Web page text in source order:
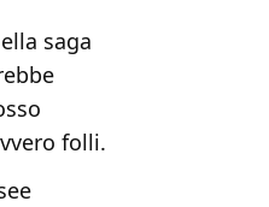
saga
folli.